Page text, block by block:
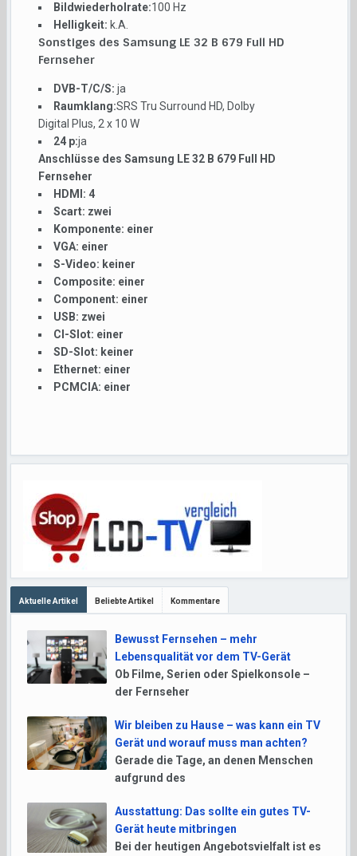
Bildwiederholrate:100 Hz
Helligkeit: k.A.
Sonstiges des Samsung LE 32 B 679 Full HD
Fernseher
DVB-T/C/S: ja
Raumklang:SRS Tru Surround HD, Dolby
Digital Plus, 2 x 10 W
24 p:ja
Anschlüsse des Samsung LE 32 B 679 Full HD
Fernseher
HDMI: 4
Scart: zwei
Komponente: einer
VGA: einer
S-Video: keiner
Composite: einer
Component: einer
USB: zwei
CI-Slot: einer
SD-Slot: keiner
Ethernet: einer
PCMCIA: einer
Aktuelle Artikel Beliebte Artikel Kommentare
Bewusst Fernsehen – mehr
Lebensqualität vor dem TV-Gerät
Ob Filme, Serien oder Spielkonsole –
der Fernseher
Wir bleiben zu Hause – was kann ein TV
Gerät und worauf muss man achten?
Gerade die Tage, an denen Menschen
aufgrund des
Ausstattung: Das sollte ein gutes TV-
Gerät heute mitbringen
Bei der heutigen Angebotsvielfalt ist es